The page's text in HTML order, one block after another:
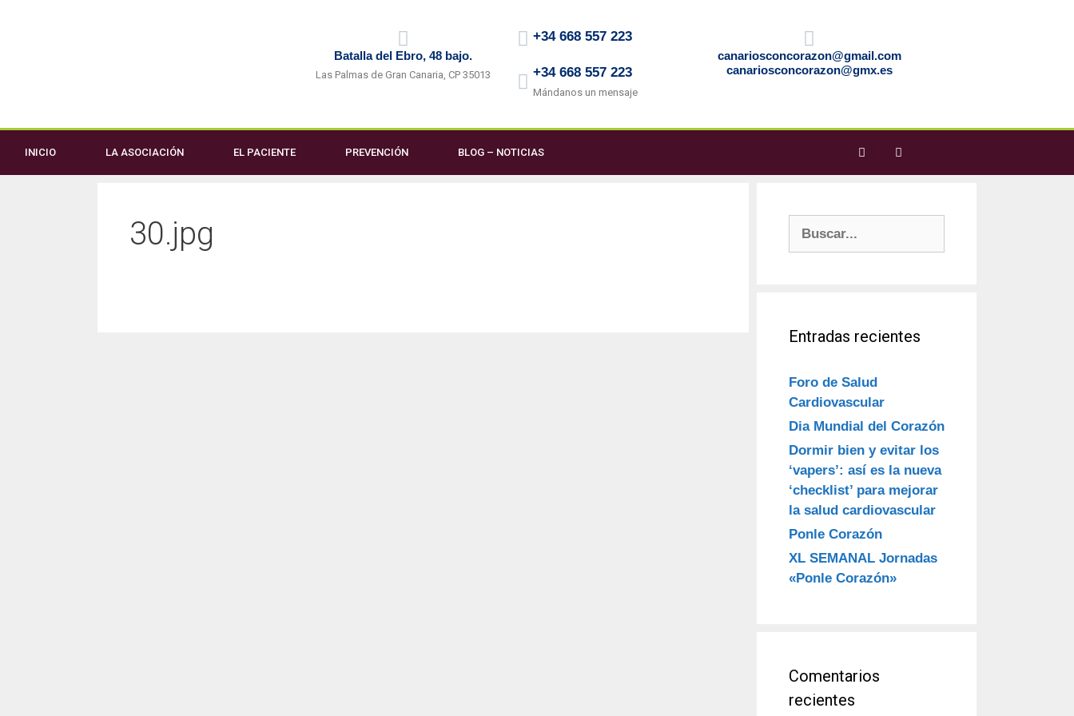
Batalla del Ebro, 48 bajo.
Las Palmas de Gran Canaria, CP 35013
+34 668 557 223
+34 668 557 223
Mándanos un mensaje
canariosconcorazon@gmail.com
canariosconcorazon@gmx.es
INICIO LA ASOCIACIÓN EL PACIENTE PREVENCIÓN BLOG – NOTICIAS
30.jpg
Entradas recientes
Foro de Salud
Cardiovascular
Dia Mundial del Corazón
Dormir bien y evitar los
‘vapers’: así es la nueva
‘checklist’ para mejorar
la salud cardiovascular
Ponle Corazón
XL SEMANAL Jornadas
«Ponle Corazón»
Comentarios
recientes